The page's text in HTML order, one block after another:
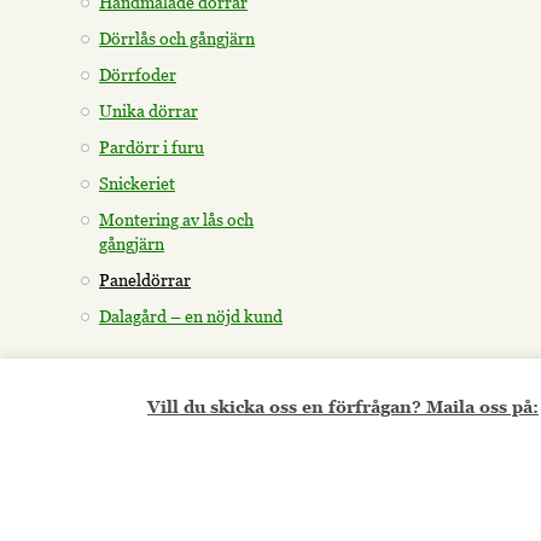
Dörrlås och gångjärn
Dörrfoder
Unika dörrar
Pardörr i furu
Snickeriet
Montering av lås och
gångjärn
Paneldörrar
Dalagård – en nöjd kund
Vill du skicka oss en förfrågan? Maila oss på: